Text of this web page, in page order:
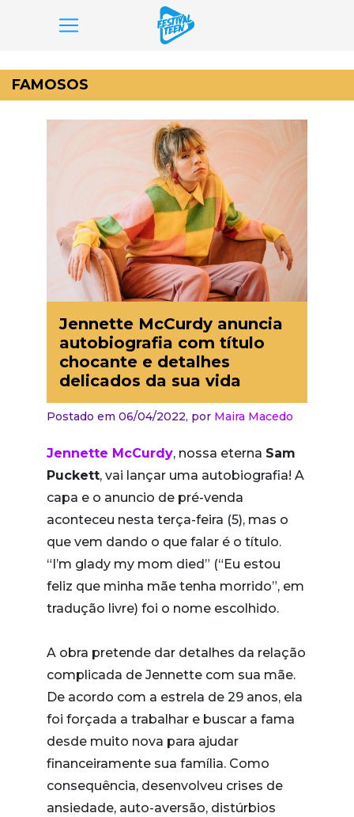
para
o
conteúdo
FAMOSOS
Jennette McCurdy anuncia
autobiografia com título
chocante e detalhes
delicados da sua vida
Postado em 06/04/2022, por Maira Macedo
Jennette McCurdy, nossa eterna Sam
Puckett, vai lançar uma autobiografia! A
capa e o anuncio de pré-venda
aconteceu nesta terça-feira (5), mas o
que vem dando o que falar é o título.
“I’m glady my mom died” (“Eu estou
feliz que minha mãe tenha morrido”, em
tradução livre) foi o nome escolhido.
A obra pretende dar detalhes da relação
complicada de Jennette com sua mãe.
De acordo com a estrela de 29 anos, ela
foi forçada a trabalhar e buscar a fama
desde muito nova para ajudar
financeiramente sua família. Como
consequência, desenvolveu crises de
ansiedade, auto-aversão, distúrbios